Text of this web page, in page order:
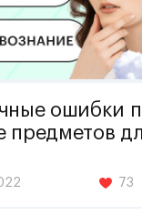
ошибки
предметов
73